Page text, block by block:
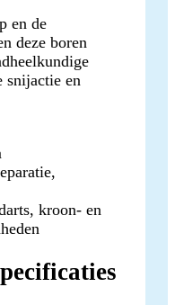
en de
deze boren
snijactie en
kroon- en